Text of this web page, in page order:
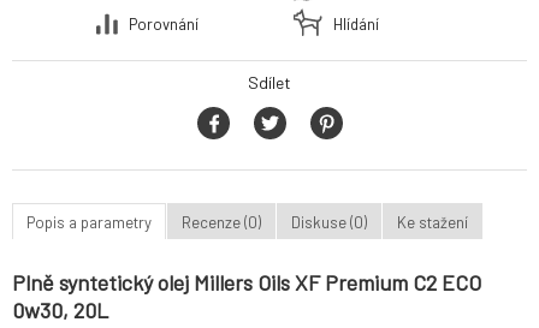
Porovnání
Hlídání
Sdílet
Popis a parametry Recenze (0) Diskuse (0) Ke stažení
Plně syntetický olej Millers Oils XF Premium C2 ECO
0w30, 20L